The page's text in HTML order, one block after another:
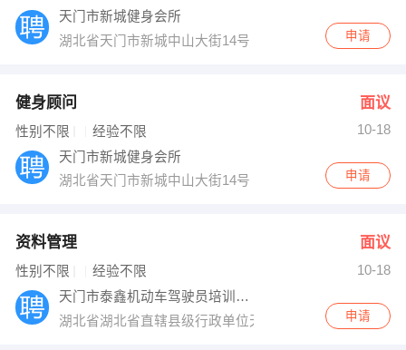
天门市新城健身会所
湖北省天门市新城中山大街14号
申请
健身顾问 面议
性别不限 经验不限
10-18
天门市新城健身会所
湖北省天门市新城中山大街14号
申请
资料管理 面议
性别不限 经验不限
10-18
天门市泰鑫机动车驾驶员培训有限公司
湖北省湖北省直辖县级行政单位天门市S107
申请